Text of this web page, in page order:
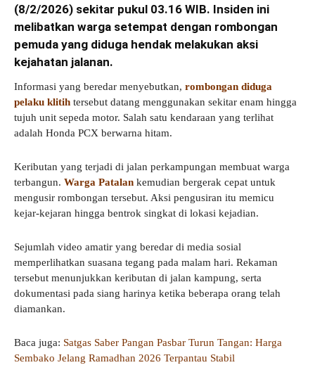
(8/2/2026) sekitar pukul 03.16 WIB. Insiden ini
melibatkan warga setempat dengan rombongan
pemuda yang diduga hendak melakukan aksi
kejahatan jalanan.
Informasi yang beredar menyebutkan, rombongan diduga
pelaku klitih tersebut datang menggunakan sekitar enam hingga
tujuh unit sepeda motor. Salah satu kendaraan yang terlihat
adalah Honda PCX berwarna hitam.
Keributan yang terjadi di jalan perkampungan membuat warga
terbangun. Warga Patalan kemudian bergerak cepat untuk
mengusir rombongan tersebut. Aksi pengusiran itu memicu
kejar-kejaran hingga bentrok singkat di lokasi kejadian.
Sejumlah video amatir yang beredar di media sosial
memperlihatkan suasana tegang pada malam hari. Rekaman
tersebut menunjukkan keributan di jalan kampung, serta
dokumentasi pada siang harinya ketika beberapa orang telah
diamankan.
Baca juga: Satgas Saber Pangan Pasbar Turun Tangan: Harga
Sembako Jelang Ramadhan 2026 Terpantau Stabil